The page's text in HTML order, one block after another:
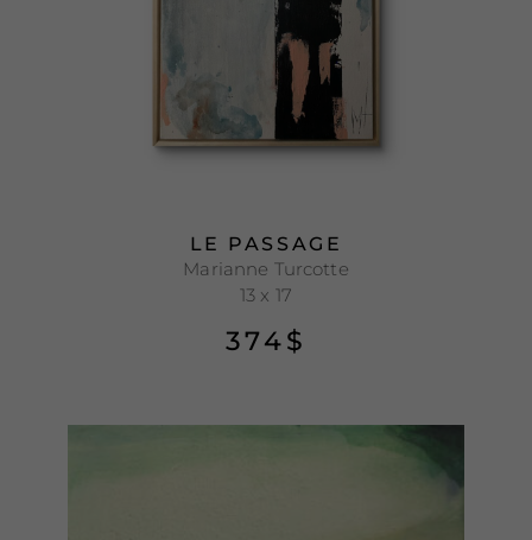
LE PASSAGE
Marianne Turcotte
13 x 17
374$